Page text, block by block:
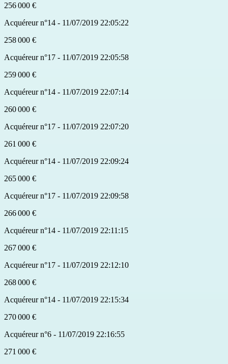
256 000 €
Acquéreur n°14 - 11/07/2019 22:05:22
258 000 €
Acquéreur n°17 - 11/07/2019 22:05:58
259 000 €
Acquéreur n°14 - 11/07/2019 22:07:14
260 000 €
Acquéreur n°17 - 11/07/2019 22:07:20
261 000 €
Acquéreur n°14 - 11/07/2019 22:09:24
265 000 €
Acquéreur n°17 - 11/07/2019 22:09:58
266 000 €
Acquéreur n°14 - 11/07/2019 22:11:15
267 000 €
Acquéreur n°17 - 11/07/2019 22:12:10
268 000 €
Acquéreur n°14 - 11/07/2019 22:15:34
270 000 €
Acquéreur n°6 - 11/07/2019 22:16:55
271 000 €